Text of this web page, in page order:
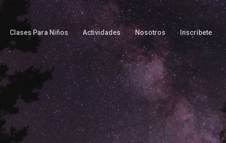
Clases Para Niños Actividades Nosotros Inscribete